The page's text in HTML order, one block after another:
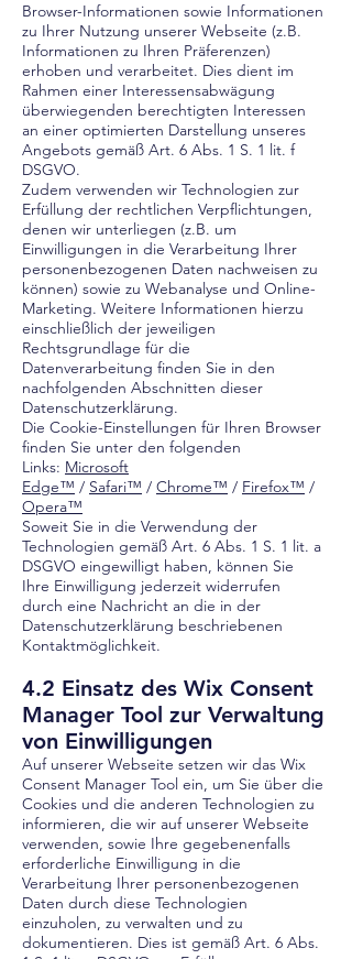
Browser-Informationen sowie Informationen
zu Ihrer Nutzung unserer Webseite (z.B.
Informationen zu Ihren Präferenzen)
erhoben und verarbeitet. Dies dient im
Rahmen einer Interessensabwägung
überwiegenden berechtigten Interessen
an einer optimierten Darstellung unseres
Angebots gemäß Art. 6 Abs. 1 S. 1 lit. f
DSGVO.
Zudem verwenden wir Technologien zur
Erfüllung der rechtlichen Verpflichtungen,
denen wir unterliegen (z.B. um
Einwilligungen in die Verarbeitung Ihrer
personenbezogenen Daten nachweisen zu
können) sowie zu Webanalyse und Online-
Marketing. Weitere Informationen hierzu
einschließlich der jeweiligen
Rechtsgrundlage für die
Datenverarbeitung finden Sie in den
nachfolgenden Abschnitten dieser
Datenschutzerklärung.
Die Cookie-Einstellungen für Ihren Browser
finden Sie unter den folgenden
Links: Microsoft
Edge™ / Safari™ / Chrome™ / Firefox™ /
Opera™
Soweit Sie in die Verwendung der
Technologien gemäß Art. 6 Abs. 1 S. 1 lit. a
DSGVO eingewilligt haben, können Sie
Ihre Einwilligung jederzeit widerrufen
durch eine Nachricht an die in der
Datenschutzerklärung beschriebenen
Kontaktmöglichkeit.
4.2 Einsatz des Wix Consent
Manager Tool zur Verwaltung
von Einwilligungen
Auf unserer Webseite setzen wir das Wix
Consent Manager Tool ein, um Sie über die
Cookies und die anderen Technologien zu
informieren, die wir auf unserer Webseite
verwenden, sowie Ihre gegebenenfalls
erforderliche Einwilligung in die
Verarbeitung Ihrer personenbezogenen
Daten durch diese Technologien
einzuholen, zu verwalten und zu
dokumentieren. Dies ist gemäß Art. 6 Abs.